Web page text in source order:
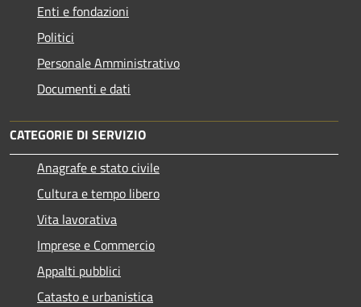
Enti e fondazioni
Politici
Personale Amministrativo
Documenti e dati
CATEGORIE DI SERVIZIO
Anagrafe e stato civile
Cultura e tempo libero
Vita lavorativa
Imprese e Commercio
Appalti pubblici
Catasto e urbanistica